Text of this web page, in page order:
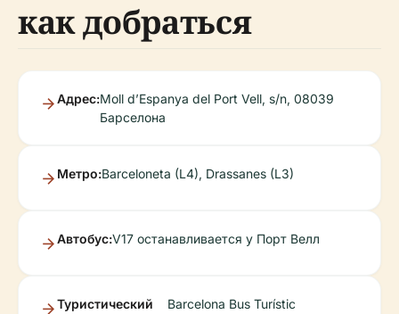
как добраться
Адрес:Moll d’Espanya del Port Vell, s/n, 08039
Барселона
Метро:Barceloneta (L4), Drassanes (L3)
Автобус:V17 останавливается у Порт Велл
Туристический
Barcelona Bus Turístic